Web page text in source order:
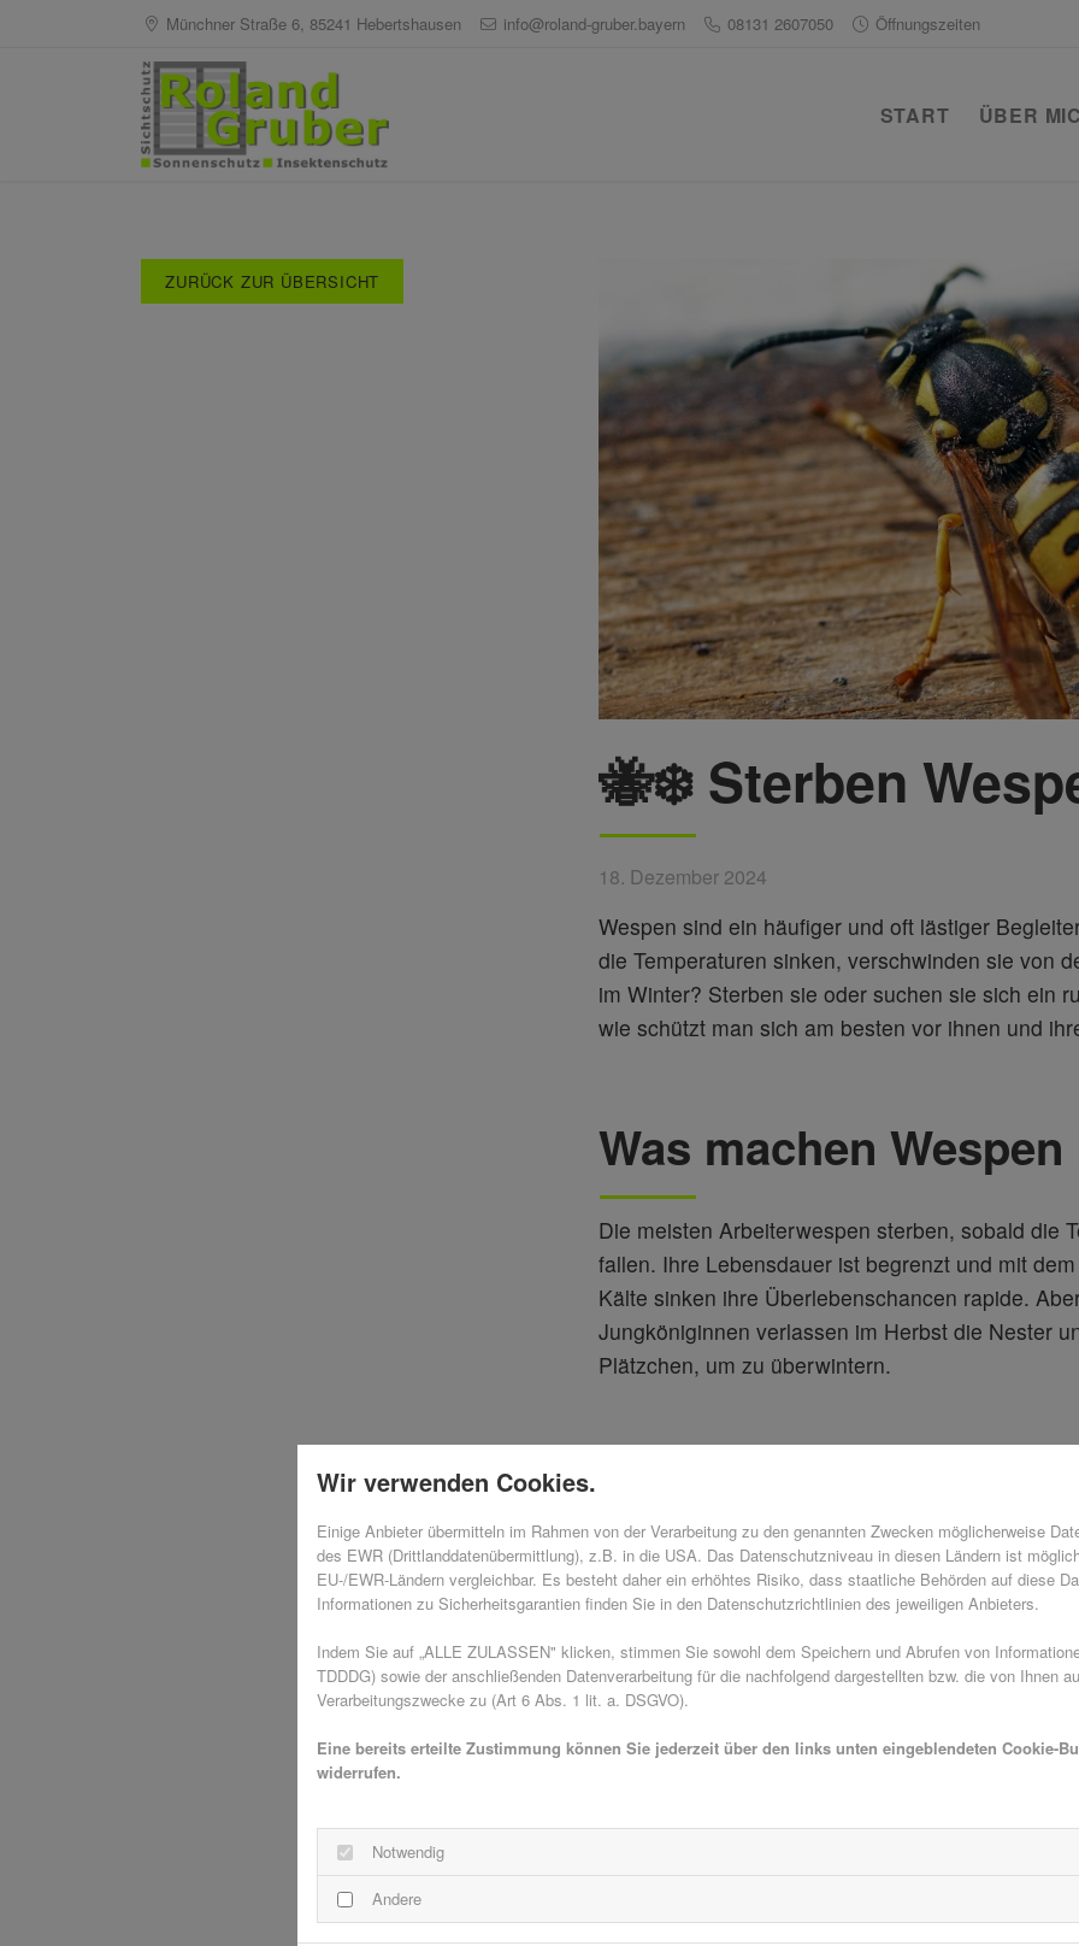
Münchner Straße 6, 85241 Hebertshausen info@roland-gruber.bayern 08131 2607050 Öffnungszeiten
START ÜBER
ZURÜCK ZUR ÜBERSICHT
🐝❄️ Sterben
18. Dezember 2024
Wespen sind ein häufiger und oft lästiger
die Temperaturen sinken, verschwinden sie von
im Winter? Sterben sie oder suchen sie sich ein
wie schützt man sich am besten vor ihnen und
Was machen
Die meisten Arbeiterwespen sterben, sobald die
fallen. Ihre Lebensdauer ist begrenzt und mit
Kälte sinken ihre Überlebenschancen rapide.
Jungköniginnen verlassen im Herbst die Nester
Plätzchen, um zu überwintern.
Die Königin ist der wichtigste Part eines
Hochzeitsflug aus. Während zwischen August
sterben, sucht sie sich einen trockenen,
den Winter und beginnt dann im Frühjahr
sucht sie sich dafür geschützte Orte wie
Häusern.
Wie man sich vor
Wespen schützt 🚫
Wir verwenden Cookies.
Einige Anbieter übermitteln im Rahmen von der Verarbeitung zu den genannten Zwecken möglicherweise
des EWR (Drittlanddatenübermittlung), z.B. in die USA. Das Datenschutzniveau in diesen Ländern ist
EU-/EWR-Ländern vergleichbar. Es besteht daher ein erhöhtes Risiko, dass staatliche Behörden auf diese
Informationen zu Sicherheitsgarantien finden Sie in den Datenschutzrichtlinien des jeweiligen Anbieters.
Indem Sie auf „ALLE ZULASSEN" klicken, stimmen Sie sowohl dem Speichern und Abrufen von
TDDDG) sowie der anschließenden Datenverarbeitung für die nachfolgend dargestellten bzw. die von Ihnen
Verarbeitungszwecke zu (Art 6 Abs. 1 lit. a. DSGVO).
Eine bereits erteilte Zustimmung können Sie jederzeit über den links unten eingeblendeten Cookie-
widerrufen.
Notwendig
Andere